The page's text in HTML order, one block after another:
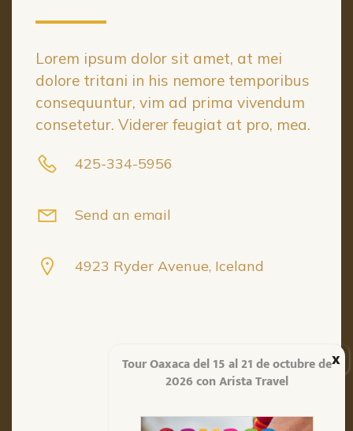
Lorem ipsum dolor sit amet, at mei
dolore tritani in his nemore temporibus
consequuntur, vim ad prima vivendum
consetetur. Viderer feugiat at pro, mea.
425-334-5956
Send an email
4923 Ryder Avenue, Iceland
Tour Oaxaca del 15 al 21 de octubre de
2026 con Arista Travel